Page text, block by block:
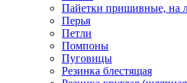
Пайетки пришивные, на
Перья
Петли
Помпоны
Пуговицы
Резинка блестящая